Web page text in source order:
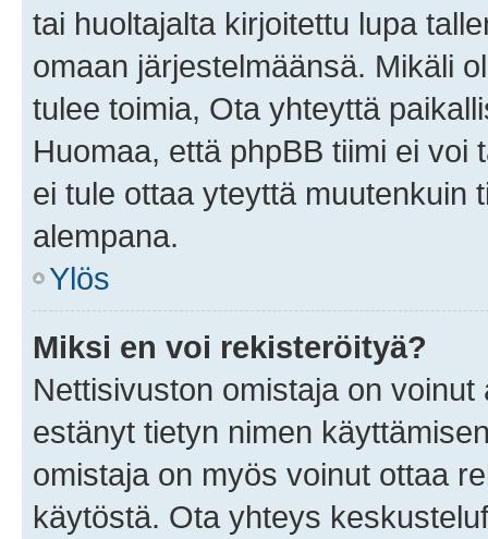
tai huoltajalta kirjoitettu lupa
omaan järjestelmäänsä. Mikäli
tulee toimia, Ota yhteyttä
Huomaa, että phpBB tiimi ei
ei tule ottaa yteyttä muutenkuin
alempana.
Ylös
Miksi en voi rekisteröityä?
Nettisivuston omistaja on
estänyt tietyn nimen
omistaja on myös voinut ottaa
käytöstä. Ota yhteys